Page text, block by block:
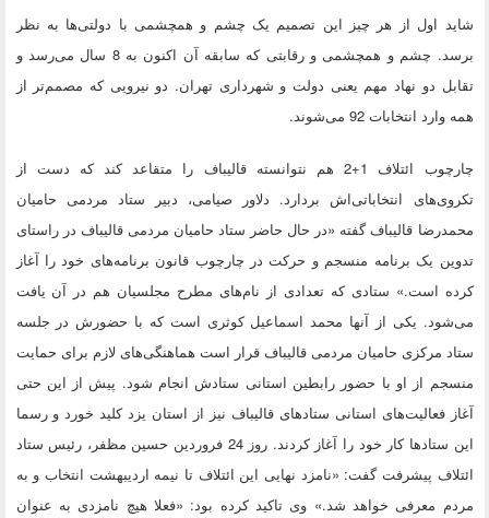
شاید اول از هر چیز این تصمیم یک چشم و همچشمی با دولتی‌ها به نظر
برسد. چشم و همچشمی و رقابتی که سابقه آن اکنون به 8 سال می‌رسد و
تقابل دو نهاد مهم یعنی دولت و شهرداری تهران. دو نیرویی که مصمم‌تر از
همه وارد انتخابات 92 می‌شوند.
چارچوب ائتلاف 1+2 هم نتوانسته قالیباف را متقاعد کند که دست از
تکروی‌های انتخاباتی‌اش بردارد. دلاور صیامی، دبیر ستاد مردمی حامیان
محمدرضا قالیباف گفته «در حال حاضر ستاد حامیان مردمی قالیباف در راستای
تدوین یک برنامه منسجم و حرکت در چارچوب قانون برنامه‌های خود را آغاز
کرده است.» ستادی که تعدادی از نام‌های مطرح مجلسیان هم در آن یافت
می‌شود. یکی از آنها محمد اسماعیل کوثری است که با حضورش در جلسه
ستاد مرکزی حامیان مردمی قالیباف قرار است هماهنگی‌های لازم برای حمایت
منسجم از او با حضور رابطین استانی ستادش انجام شود. پیش از این حتی
آغاز فعالیت‌های استانی ستادهای قالیباف نیز از استان یزد کلید خورد و رسما
این ستادها کار خود را آغاز کردند. روز 24 فروردین حسین مظفر، رئیس ستاد
ائتلاف پیشرفت گفت: «نامزد نهایی این ائتلاف تا نیمه اردیبهشت انتخاب و به
مردم معرفی خواهد شد.» وی تاکید کرده بود: «فعلا هیچ نامزدی به عنوان